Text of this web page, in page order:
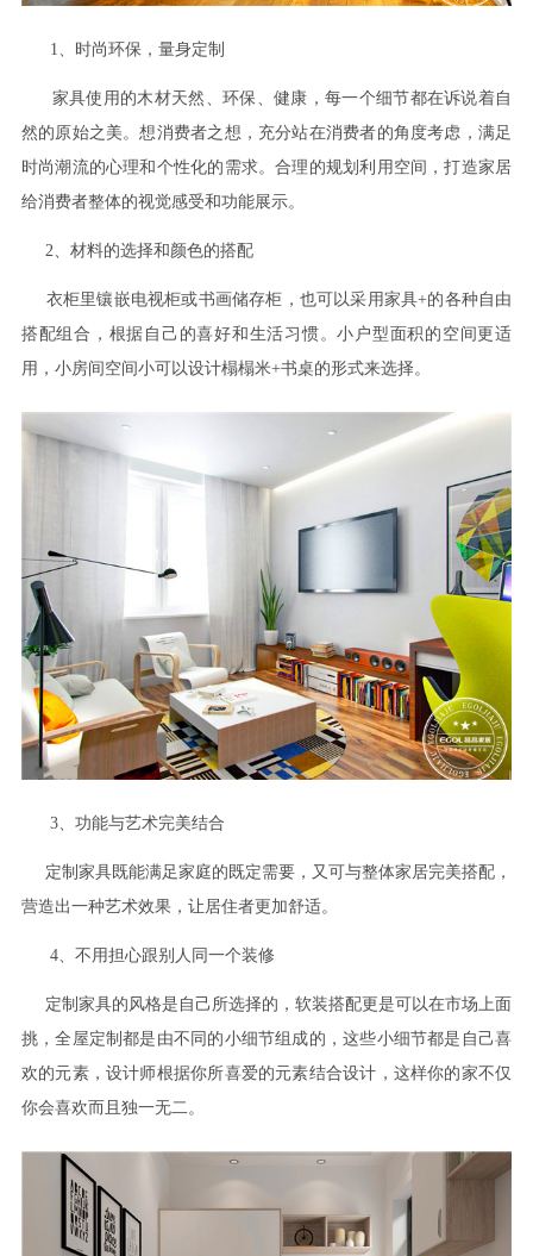
1、时尚环保，量身定制
家具使用的木材天然、环保、健康，每一个细节都在诉说着自
然的原始之美。想消费者之想，充分站在消费者的角度考虑，满足
时尚潮流的心理和个性化的需求。合理的规划利用空间，打造家居
给消费者整体的视觉感受和功能展示。
2、材料的选择和颜色的搭配
衣柜里镶嵌电视柜或书画储存柜，也可以采用家具+的各种自由
搭配组合，根据自己的喜好和生活习惯。小户型面积的空间更适
用，小房间空间小可以设计榻榻米+书桌的形式来选择。
3、功能与艺术完美结合
定制家具既能满足家庭的既定需要，又可与整体家居完美搭配，
营造出一种艺术效果，让居住者更加舒适。
4、不用担心跟别人同一个装修
定制家具的风格是自己所选择的，软装搭配更是可以在市场上面
挑，全屋定制都是由不同的小细节组成的，这些小细节都是自己喜
欢的元素，设计师根据你所喜爱的元素结合设计，这样你的家不仅
你会喜欢而且独一无二。